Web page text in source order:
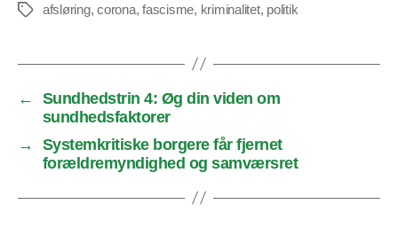
Tagsafsløring,corona,fascisme, kriminalitet, politik
←
Sundhedstrin 4: Øg din viden om
sundhedsfaktorer
→
Systemkritiske borgere får fjernet
forældremyndighed og samværsret